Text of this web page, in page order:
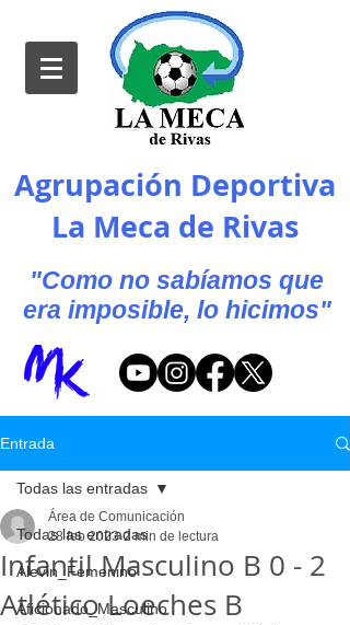
Agrupación Deportiva
La Meca de Rivas
"Como no sabíamos que
era imposible, lo hicimos"
Entrada
Todas las entradas
Alevin_Femenino
Aficionado_Masculino
Todas las entradas
Infantil Masculino B 0 - 2
Atlético Loeches B
Área de Comunicación
28 feb 2023 2 min de lectura